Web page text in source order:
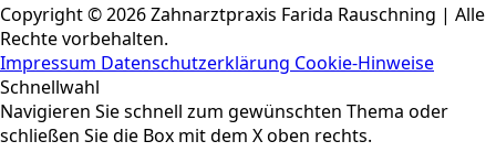
Copyright © 2026 Zahnarztpraxis Farida Rauschning | Alle
Rechte vorbehalten.
Impressum Datenschutzerklärung Cookie-Hinweise
Schnellwahl
Navigieren Sie schnell zum gewünschten Thema oder
schließen Sie die Box mit dem X oben rechts.